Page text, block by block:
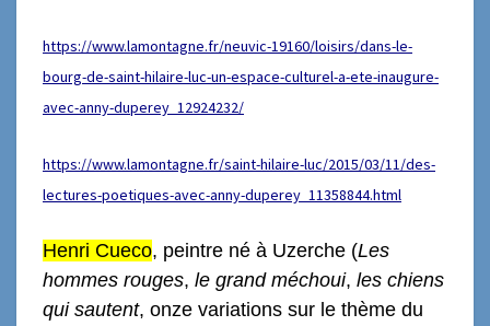
https://www.lamontagne.fr/neuvic-19160/loisirs/dans-le-
bourg-de-saint-hilaire-luc-un-espace-culturel-a-ete-inaugure-
avec-anny-duperey_12924232/
https://www.lamontagne.fr/saint-hilaire-luc/2015/03/11/des-
lectures-poetiques-avec-anny-duperey_11358844.html
Henri Cueco, peintre né à Uzerche (Les
hommes rouges, le grand méchoui, les chiens
qui sautent, onze variations sur le thème du